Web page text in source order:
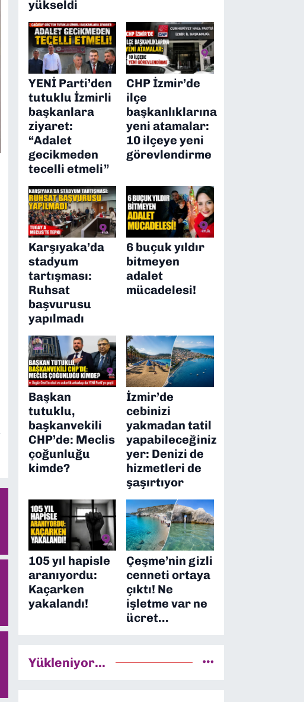
yükseldi
YENİ Parti’den
tutuklu İzmirli
başkanlara
ziyaret:
“Adalet
gecikmeden
tecelli etmeli”
CHP İzmir’de
ilçe
başkanlıklarına
yeni atamalar:
10 ilçeye yeni
görevlendirme
Karşıyaka’da
stadyum
tartışması:
Ruhsat
başvurusu
yapılmadı
6 buçuk yıldır
bitmeyen
adalet
mücadelesi!
Başkan
tutuklu,
başkanvekili
CHP’de: Meclis
çoğunluğu
kimde?
İzmir’de
cebinizi
yakmadan tatil
yapabileceğiniz
yer: Denizi de
hizmetleri de
şaşırtıyor
105 yıl hapisle
aranıyordu:
Kaçarken
yakalandı!
Çeşme’nin gizli
cenneti ortaya
çıktı! Ne
işletme var ne
ücret…
Yükleniyor...